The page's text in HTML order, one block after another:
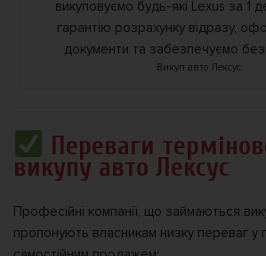
Викуп авто Лексус
Переваги
викупу авто Лексус
Професійні компанії, що займаються
пропонують власникам низку переваг у